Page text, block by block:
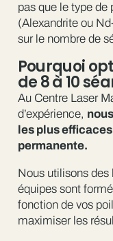
pas que le type de
(Alexandrite ou
sur le nombre de
Pourquoi
de 8 à 10
Au Centre Laser
d’expérience,
les plus
permanente.
Nous utilisons des
équipes sont
fonction de vos
maximiser les